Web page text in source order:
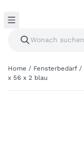
Home / Fensterbedarf /
x 56 x 2 blau